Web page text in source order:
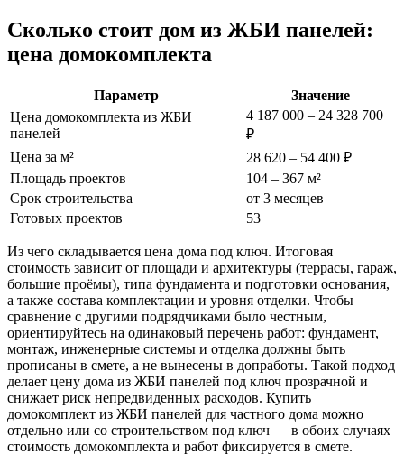
Сколько стоит дом из ЖБИ панелей:
цена домокомплекта
Параметр
Значение
Цена домокомплекта из ЖБИ
панелей
4 187 000 – 24 328 700
₽
Цена за м²
28 620 – 54 400 ₽
Площадь проектов
104 – 367 м²
Срок строительства
от 3 месяцев
Готовых проектов
53
Из чего складывается цена дома под ключ. Итоговая
стоимость зависит от площади и архитектуры (террасы, гараж,
большие проёмы), типа фундамента и подготовки основания,
а также состава комплектации и уровня отделки. Чтобы
сравнение с другими подрядчиками было честным,
ориентируйтесь на одинаковый перечень работ: фундамент,
монтаж, инженерные системы и отделка должны быть
прописаны в смете, а не вынесены в допработы. Такой подход
делает цену дома из ЖБИ панелей под ключ прозрачной и
снижает риск непредвиденных расходов. Купить
домокомплект из ЖБИ панелей для частного дома можно
отдельно или со строительством под ключ — в обоих случаях
стоимость домокомплекта и работ фиксируется в смете.